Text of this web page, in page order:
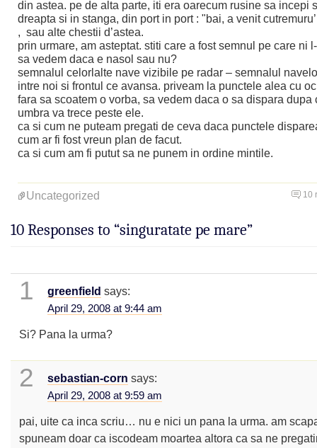
din astea. pe de alta parte, iti era oarecum rusine sa incepi
dreapta si in stanga, din port in port : "bai, a venit
, sau alte chestii d’astea.
prin urmare, am asteptat. stiti care a fost semnul pe care ni
sa vedem daca e nasol sau nu?
semnalul celorlalte nave vizibile pe radar – semnalul
intre noi si frontul ce avansa. priveam la punctele alea cu
fara sa scoatem o vorba, sa vedem daca o sa dispara dupa
umbra va trece peste ele.
ca si cum ne puteam pregati de ceva daca punctele
cum ar fi fost vreun plan de facut.
ca si cum am fi putut sa ne punem in ordine mintile.
10
Uncategorized
10 Responses to “singuratate pe mare”
1 greenfield says:
April 29, 2008 at 9:44 am
Si? Pana la urma?
2 sebastian-corn says:
April 29, 2008 at 9:59 am
pai, uite ca inca scriu… nu e nici un pana la urma. am
spuneam doar ca iscodeam moartea altora ca sa ne